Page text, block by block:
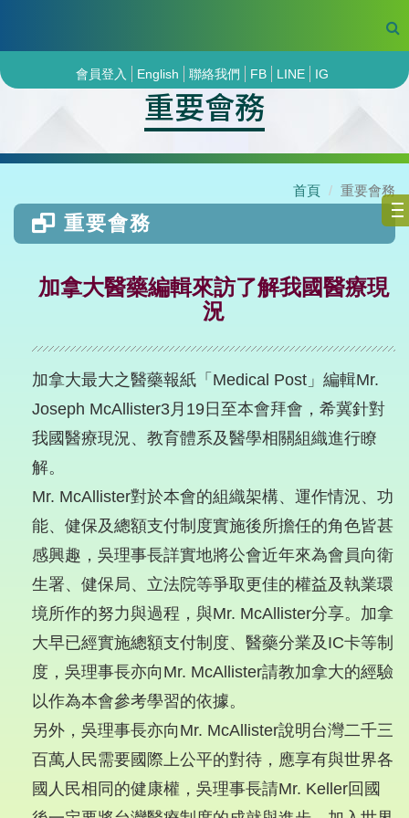
會員登入 English 聯絡我們 FB LINE IG
重要會務
首頁 重要會務
重要會務
加拿大醫藥編輯來訪了解我國醫療現
況
加拿大最大之醫藥報紙「Medical Post」編輯Mr.
Joseph McAllister3月19日至本會拜會，希冀針對
我國醫療現況、教育體系及醫學相關組織進行瞭
解。
Mr. McAllister對於本會的組織架構、運作情況、功
能、健保及總額支付制度實施後所擔任的角色皆甚
感興趣，吳理事長詳實地將公會近年來為會員向衛
生署、健保局、立法院等爭取更佳的權益及執業環
境所作的努力與過程，與Mr. McAllister分享。加拿
大早已經實施總額支付制度、醫藥分業及IC卡等制
度，吳理事長亦向Mr. McAllister請教加拿大的經驗
以作為本會參考學習的依據。
另外，吳理事長亦向Mr. McAllister說明台灣二千三
百萬人民需要國際上公平的對待，應享有與世界各
國人民相同的健康權，吳理事長請Mr. Keller回國